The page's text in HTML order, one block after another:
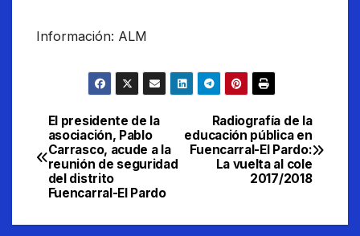
Información: ALM
Navegación
de
entradas
Radiografía de la
educación pública en
Fuencarral-El Pardo:
La vuelta al cole
2017/2018
El presidente de la
asociación, Pablo
Carrasco, acude a la
reunión de seguridad
del distrito
Fuencarral-El Pardo